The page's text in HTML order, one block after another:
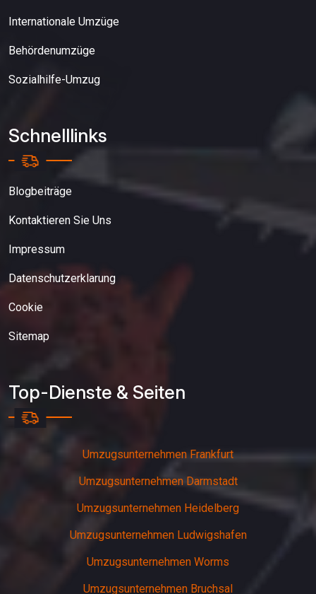
Internationale Umzüge
Behördenumzüge
Sozialhilfe-Umzug
Schnelllinks
Blogbeiträge
Kontaktieren Sie Uns
Impressum
Datenschutzerklarung
Cookie
Sitemap
Top-Dienste & Seiten
Umzugsunternehmen Frankfurt
Umzugsunternehmen Darmstadt
Umzugsunternehmen Heidelberg
Umzugsunternehmen Ludwigshafen
Umzugsunternehmen Worms
Umzugsunternehmen Bruchsal